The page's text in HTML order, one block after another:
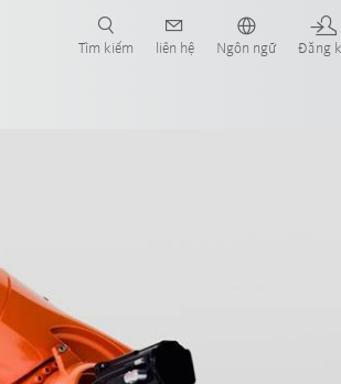
Tìm kiếm liên hệ Ngôn ngữ Đăng